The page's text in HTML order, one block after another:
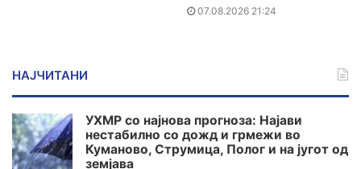
07.08.2026 21:24
НАЈЧИТАНИ
УХМР со најнова прогноза: Најави
нестабилно со дожд и грмежи во
Куманово, Струмица, Полог и на југот од
земјава